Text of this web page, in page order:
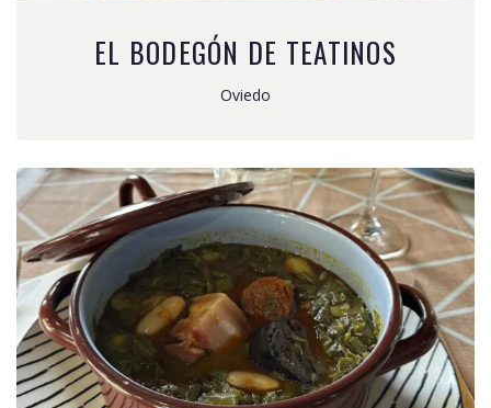
EL BODEGÓN DE TEATINOS
Oviedo